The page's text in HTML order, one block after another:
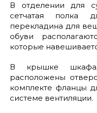
В отделении для
сетчатая полка
перекладина для
обуви
которые
В крышке
расположены
комплекте фланцы
системе вентиляции.